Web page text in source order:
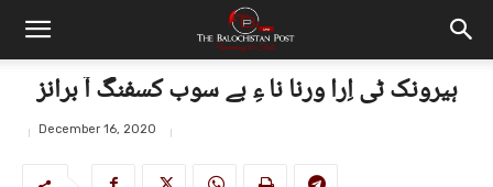
ہیرونک ٹی اِرا ورنا نا ءِ بے سوب کسفنگ آ برانز
December 16, 2020